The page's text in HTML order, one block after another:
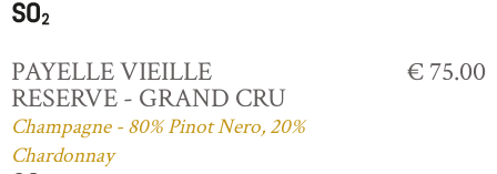
PAYELLE VIEILLE
RESERVE - GRAND CRU
Champagne - 80% Pinot Nero, 20%
Chardonnay
€ 75.00